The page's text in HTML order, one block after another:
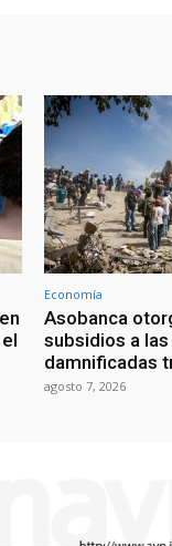
Economía
Asobanca
subsidios a
damnificadas
agosto 7, 2026